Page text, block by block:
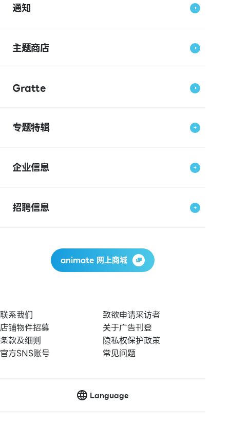
通知
主题商店
Gratte
专题特辑
企业信息
招聘信息
animate 网上商城
联系我们
致欲申请采访者
店铺物件招募
关于广告刊登
条款及细则
隐私权保护政策
官方SNS账号
常见问题
Language